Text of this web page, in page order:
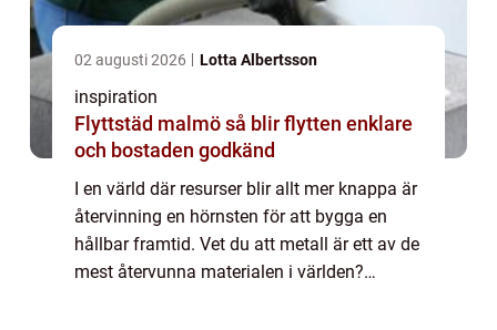
02 augusti 2026 Lotta Albertsson
inspiration
Flyttstäd malmö så blir flytten enklare
och bostaden godkänd
I en värld där resurser blir allt mer knappa är
återvinning en hörnsten för att bygga en
hållbar framtid. Vet du att metall är ett av de
mest återvunna materialen i världen?